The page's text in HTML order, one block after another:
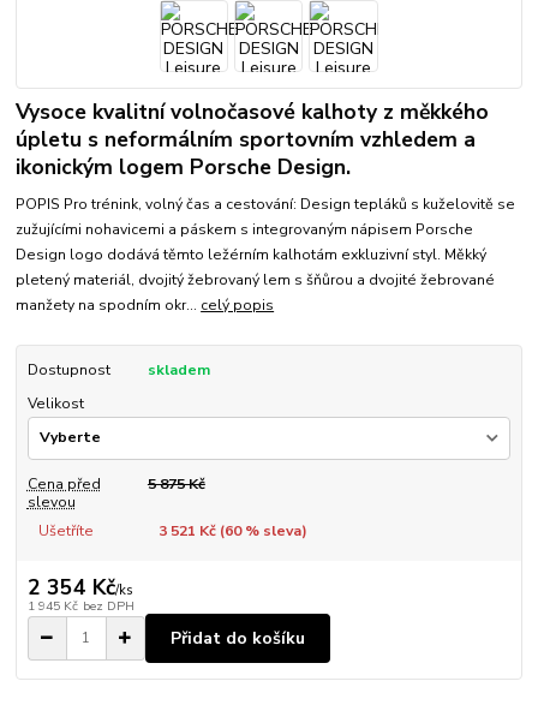
Vysoce kvalitní volnočasové kalhoty z měkkého
úpletu s neformálním sportovním vzhledem a
ikonickým logem Porsche Design.
POPIS Pro trénink, volný čas a cestování: Design tepláků s kuželovitě se
zužujícími nohavicemi a páskem s integrovaným nápisem Porsche
Design logo dodává těmto ležérním kalhotám exkluzivní styl. Měkký
pletený materiál, dvojitý žebrovaný lem s šňůrou a dvojité žebrované
manžety na spodním okr... celý popis
Dostupnost
skladem
Velikost
Cena před
slevou
5 875 Kč
Ušetříte 3 521 Kč (60% sleva)
2 354 Kč/ks
1 945 Kč bez DPH
Přidat do košíku